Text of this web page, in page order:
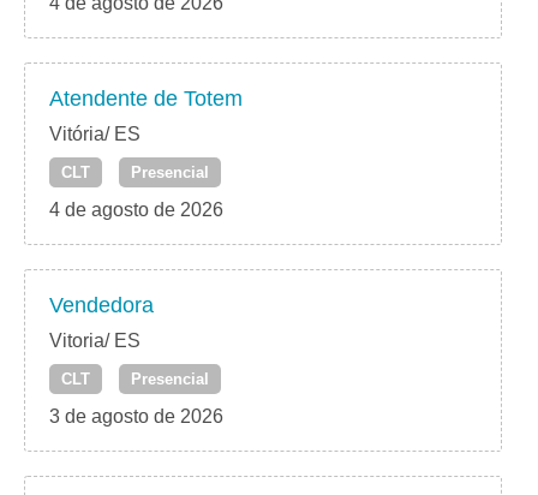
Atendente de Totem
Vitória/ ES
CLT Presencial
4 de agosto de 2026
Vendedora
Vitoria/ ES
CLT Presencial
3 de agosto de 2026